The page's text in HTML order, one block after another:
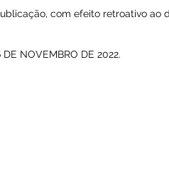
com efeito retroativo ao
NOVEMBRO DE 2022.